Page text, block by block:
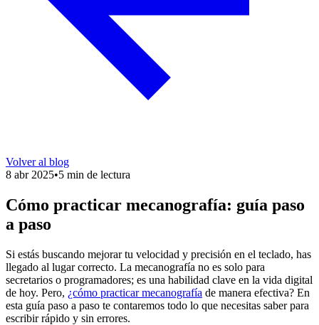
Volver al blog
8 abr 2025•5 min de lectura
Cómo practicar mecanografía: guía paso
a paso
Si estás buscando mejorar tu velocidad y precisión en el teclado, has
llegado al lugar correcto. La mecanografía no es solo para
secretarios o programadores; es una habilidad clave en la vida digital
de hoy. Pero, ¿cómo practicar mecanografía de manera efectiva? En
esta guía paso a paso te contaremos todo lo que necesitas saber para
escribir rápido y sin errores.